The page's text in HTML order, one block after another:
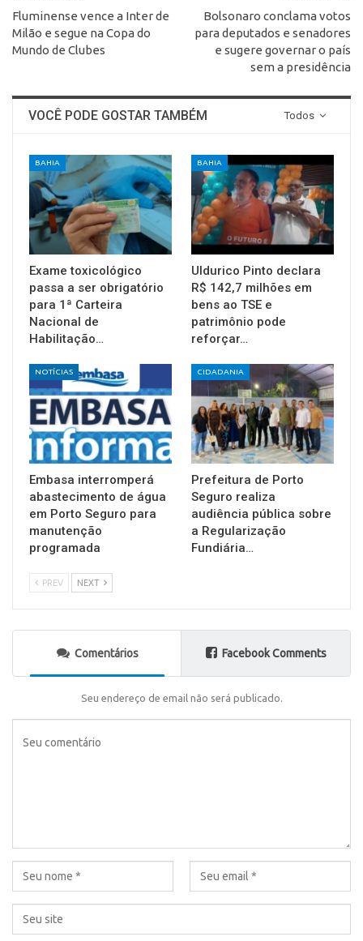
Fluminense vence a Inter de
Milão e segue na Copa do
Mundo de Clubes
Bolsonaro conclama votos
para deputados e senadores
e sugere governar o país
sem a presidência
Todos
VOCÊ PODE GOSTAR TAMBÉM
BAHIA
Exame toxicológico
passa a ser obrigatório
para 1ª Carteira
Nacional de
Habilitação…
BAHIA
Uldurico Pinto declara
R$ 142,7 milhões em
bens ao TSE e
patrimônio pode
reforçar…
NOTÍCIAS
Embasa interromperá
abastecimento de água
em Porto Seguro para
manutenção
programada
CIDADANIA
Prefeitura de Porto
Seguro realiza
audiência pública sobre
a Regularização
Fundiária…
PREV NEXT
Comentários Facebook Comments
Seu endereço de email não será publicado.